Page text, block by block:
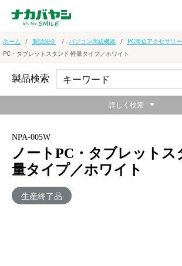
ホーム 製品紹介 パソコン周辺機器 PC周辺アクセサリー
PC・タブレットスタンド 軽量タイプ／ホワイト
NPA-005W
ノートPC・タブレットス
量タイプ／ホワイト
生産終了品
製品検索
詳しく検索